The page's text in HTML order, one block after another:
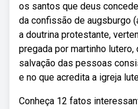
os santos que deus
da confissão de augsburgo
a doutrina protestante,
pregada por martinho lutero,
salvação das pessoas
e no que acredita a igreja
Conheça 12 fatos